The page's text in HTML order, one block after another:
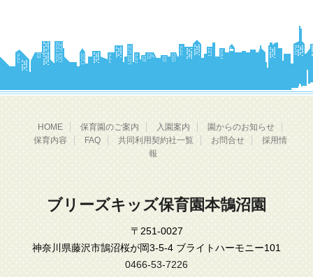
HOME 保育園のご案内 入園案内
園からのお知らせ
保育内容
FAQ 共同利用契約社一覧 お問合せ
採用情
報
ブリーズキッズ保育園本鵠沼園
〒251-0027
神奈川県藤沢市鵠沼桜が岡3-5-4 ブライトハーモニー101
0466-53-7226